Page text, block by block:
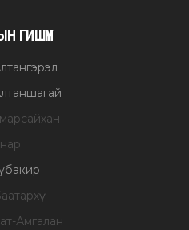
ГИШҮҮН
Амгалан